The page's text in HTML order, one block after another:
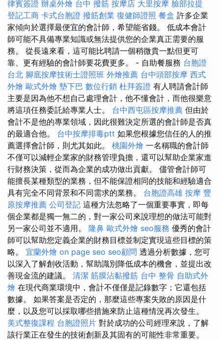
律賓簽證 辦桌外燴 台中 撥筋 按摩店 大里按摩 臉部拉提
登記工商 卡式台胞證 撥筋創業 復健師證照 餐盒 許多企業
家傾向於選擇最便宜的會計師，希望能省錢。 低成本會計
師可能不具備專業知識或無法提供您的企業真正需要的服
務。 從長遠來看，這可能比聘請一個稍微貴一點但更可
靠、更有經驗的會計師要花費更多。 - 自助餐服務 台胞證
台北 腳底按摩技術士證照班 外燴推薦 台中頭部按摩 西式
外燴 歐式外燴 墊下巴 數位行銷 杜拜簽證 有人聘請會計師
主要是因為他不想自己處理會計，他不懂會計，而他很樂意
將這項任務委託給專業人士。 台中西屯區按摩推薦 但由於
會計不是他的專業領域，因此很難決定所選的會計師是否真
的最適合他。 台中按摩排毒ptt 如果您根據您信任的人的推
薦選擇會計師，則尤其如此。 桃園外燴 一名稱職的會計師
不僅可以減輕企業家的財務管理負擔，還可以幫助企業家進
行財務決策，從而為企業的成功做出貢獻。 儘管會計師可
能擅長某種類型的業務，但不能保證相同的技能和經驗適合
具有完全不同背景和不同需求的業務。 台胞證高雄 按摩 豐
原按摩推薦 公司登記 這種方法忽略了一個重要事實，即每
個企業都是獨一無二的，對一家公司來說理想的做法可能對
另一家公司並不適用。 隆鼻 歐式外燴 seo服務 優秀的會計
師可以幫助您定義企業的財務目標並制定實現這些目標的策
略。 宜蘭外燴 on page seo seo顧問 透過分析數據，您可
以深入了解創收活動，幫助識別降低成本的機會，並提出改
善現金流的建議。 清潔 筋膜沾黏撥筋 台中 整骨 自助式外
燴 在現代商業環境中，會計不僅僅是記錄數字；它還包括
數據。 如果答案是否定的，那麼這些專案失敗的原因是什
麼，以及您可以採取哪些措施來防止這種情況再次發生。
美式整復課程 台胞證照片 對於成功的公司經理來說，了解
該行業正在發生的技術創新及其固有的可能性非常重要。